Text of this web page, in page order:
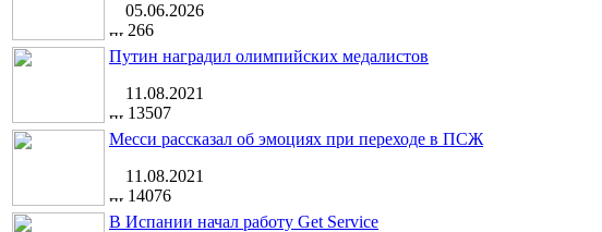
05.06.2026
266
Путин наградил олимпийских медалистов
11.08.2021
13507
Месси рассказал об эмоциях при переходе в ПСЖ
11.08.2021
14076
В Испании начал работу Get Service